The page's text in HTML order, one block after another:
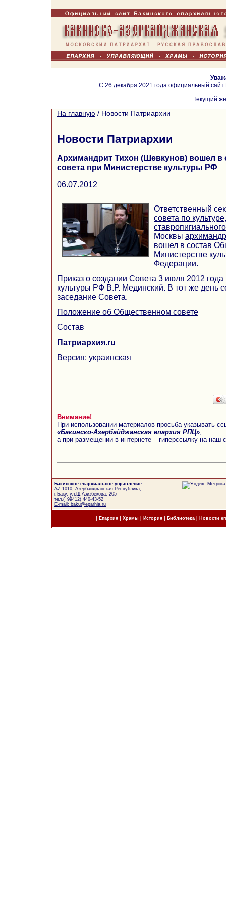
С 26 декабря 2021 года официальный
Текущий
На главную / Новости Патриархии
Новости Патриархии
Архимандрит Тихон (Шевкунов) вошел в
совета при Министерстве культуры РФ
06.07.2012
Ответственный
совета по культуре
Москвы
вошел в состав
Министерстве
Федерации.
Приказ о создании Совета 3 июля 2012
культуры РФ В.Р. Мединский. В тот же день
заседание Совета.
Положение об Общественном совете
Состав
Патриархия.ru
Версия: украинская
Внимание!
При использовании материалов просьба указывать
«Бакинско-Азербайджанская епархия РПЦ»
а при размещении в интернете – гиперссылку на наш
Бакинское епархиальное управление
AZ 1010, Азербайджанская Республика,
г.Баку, ул.Ш.Азизбекова, 205
тел.(+99412) 440-43-52
E-mail: baku@eparhia.ru
Епархия| Храмы История| Библиотека Новости